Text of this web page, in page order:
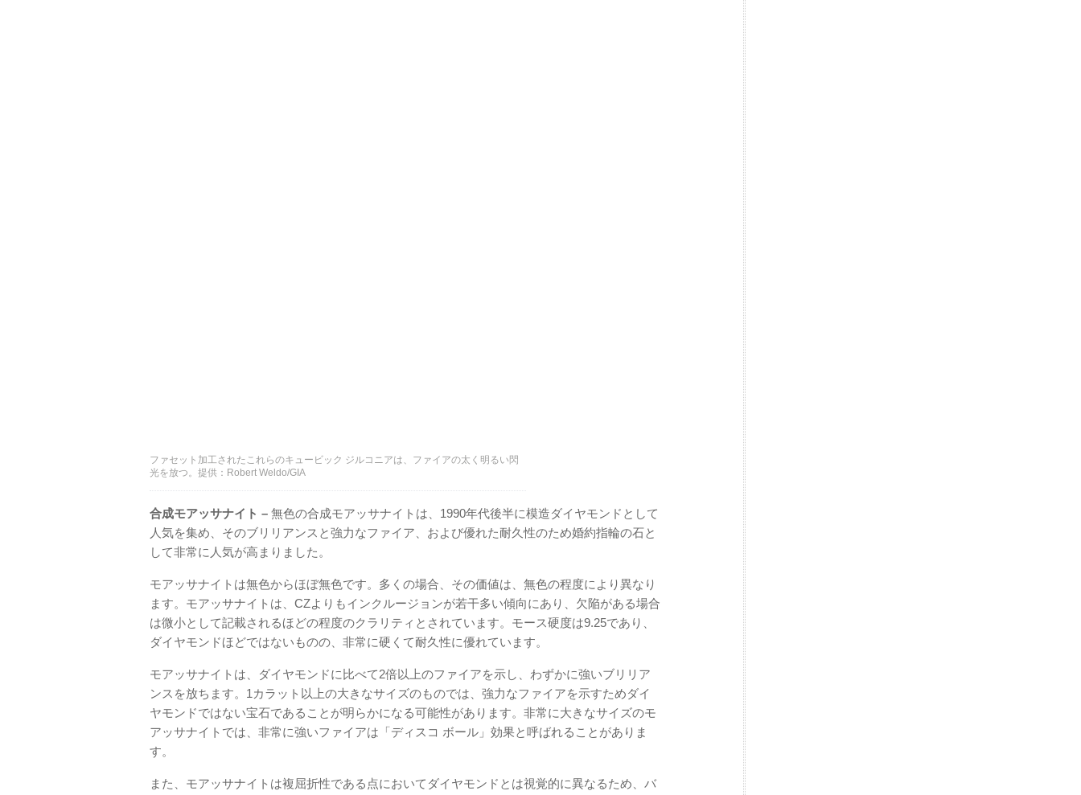
ファセット加工されたこれらのキュービック ジルコニアは、ファイアの太く明るい閃
光を放つ。提供：Robert Weldo/GIA
合成モアッサナイト – 無色の合成モアッサナイトは、1990年代後半に模造ダイヤモンドとして
人気を集め、そのブリリアンスと強力なファイア、および優れた耐久性のため婚約指輪の石と
して非常に人気が高まりました。
モアッサナイトは無色からほぼ無色です。多くの場合、その価値は、無色の程度により異なり
ます。モアッサナイトは、CZよりもインクルージョンが若干多い傾向にあり、欠陥がある場合
は微小として記載されるほどの程度のクラリティとされています。モース硬度は9.25であり、
ダイヤモンドほどではないものの、非常に硬くて耐久性に優れています。
モアッサナイトは、ダイヤモンドに比べて2倍以上のファイアを示し、わずかに強いブリリア
ンスを放ちます。1カラット以上の大きなサイズのものでは、強力なファイアを示すためダイ
ヤモンドではない宝石であることが明らかになる可能性があります。非常に大きなサイズのモ
アッサナイトでは、非常に強いファイアは「ディスコ ボール」効果と呼ばれることがありま
す。
また、モアッサナイトは複屈折性である点においてダイヤモンドとは視覚的に異なるため、バ